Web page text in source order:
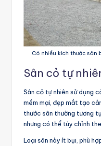
Có nhiều kích thước sân
Sân cỏ tự
Sân cỏ tự nhiên sử dụng
mềm mại, đẹp mắt tạo
thước sân thường tương
nhưng có thể tùy chỉnh
Loại sân này ít bụi, phù